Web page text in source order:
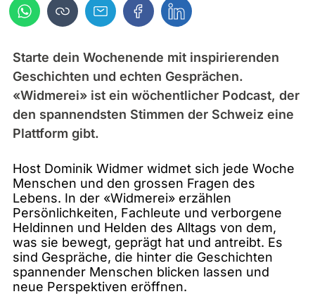
Starte dein Wochenende mit inspirierenden
Geschichten und echten Gesprächen.
«Widmerei» ist ein wöchentlicher Podcast, der
den spannendsten Stimmen der Schweiz eine
Plattform gibt.
Host Dominik Widmer widmet sich jede Woche
Menschen und den grossen Fragen des
Lebens. In der «Widmerei» erzählen
Persönlichkeiten, Fachleute und verborgene
Heldinnen und Helden des Alltags von dem,
was sie bewegt, geprägt hat und antreibt. Es
sind Gespräche, die hinter die Geschichten
spannender Menschen blicken lassen und
neue Perspektiven eröffnen.